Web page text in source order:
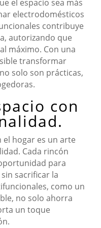
el espacio sea más
electrodomésticos
contribuye
autorizando que
máximo. Con una
transformar
solo son prácticas,
con
el hogar es un arte
Cada rincón
para
sacrificar la
como un
no solo ahorra
un toque